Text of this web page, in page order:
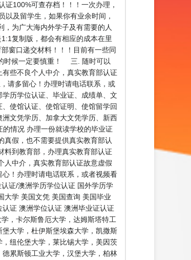
100%可查存档！！！一次办理，
及留学生，如果你有业余时间，
为广大海内外学子及有需要的人
复制版，都会有相应的成本在里
窗口递交材料！！！目前有一些同
时候一定要慎重！ 三. 随时可以
些不良个人中介，真实教育部认证
请多留心！办理时请电话联系，或
历学位认证、毕业证、成绩单、文
使馆认证、使馆证明、使馆留学回
文凭学历、加拿大文凭学历、新西
情况 办理一份就读学校的毕业证
真假，也不需要提供真实教育部认
料到教育部，办理真实教育部认证
人中介，真实教育部认证故意虚假
！办理时请电话联系，或者视频看
证/澳洲学历学位认证 国外学历学
大学 美国文凭 美国查询 美国毕业
证 澳洲学位认证 澳洲毕业证认证
，卡尔斯鲁厄大学，达姆斯塔特工
大学，杜伊斯堡埃森大学，凯撒斯
纽伦堡大学，莱比锡大学，美因茨
累斯顿工业大学，汉堡大学，柏林